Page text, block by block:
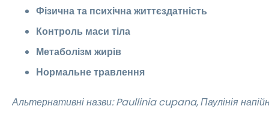
Фізична та психічна життєздатність
Контроль маси тіла
Метаболізм жирів
Нормальне травлення
Альтернативні назви: Paullinia cupana, Паулінія